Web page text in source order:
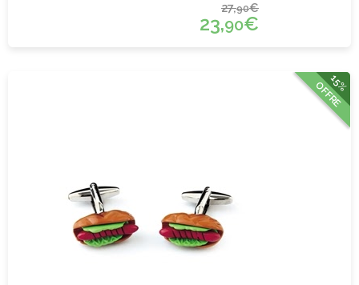
27,90€
23,90€
15%
OFFRE